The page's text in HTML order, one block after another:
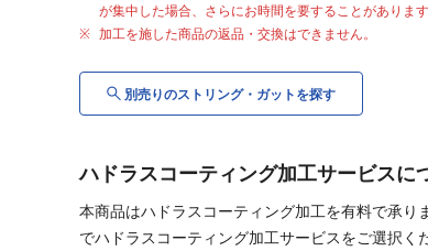
が集中した場合、さらにお時間を要することがあります
加工を施した商品の返品・交換はできません。
別売りのストリング・ ガット を探す
ハドラスコーティング加工サービスに
本商品はハドラスコーティング加工を有料で承り
でハドラスコーティング加工サービスをご選択く